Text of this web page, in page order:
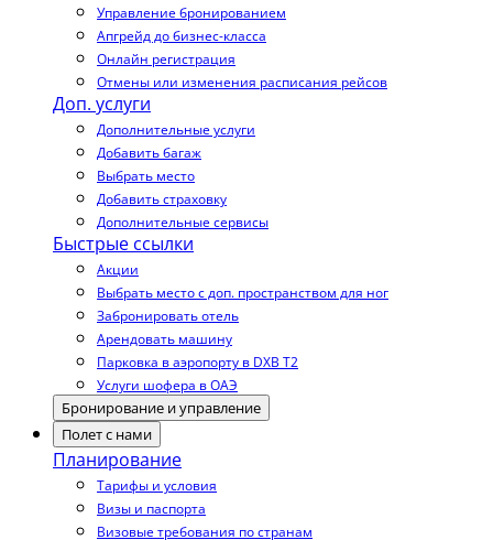
Управление бронированием
Апгрейд до бизнес-класса
Онлайн регистрация
Отмены или изменения расписания рейсов
Доп. услуги
Дополнительные услуги
Добавить багаж
Выбрать место
Добавить страховку
Дополнительные сервисы
Быстрые ссылки
Акции
Выбрать место с доп. пространством для ног
Забронировать отель
Арендовать машину
Парковка в аэропорту в DXB T2
Услуги шофера в ОАЭ
Бронирование и управление
Полет с нами
Планирование
Тарифы и условия
Визы и паспорта
Визовые требования по странам